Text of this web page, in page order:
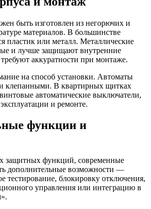
быть изготовлен из негорючих и
материалов. В большинстве
пластик или металл. Металлические
и лучше защищают внутренние
аккуратности при монтаже.
на способ установки. Автоматы
клепанными. В квартирных щитках
автоматические выключатели,
и ремонте.
функции и
защитных функций, современные
дополнительные возможности —
тестирование, блокировку отключения,
управления или интеграцию в